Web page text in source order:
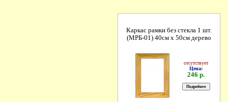
Каркас рамки без стекла 1 шт.
(МРБ-01) 40см х 50см дерево
отсутствует
Цена:
246 р.